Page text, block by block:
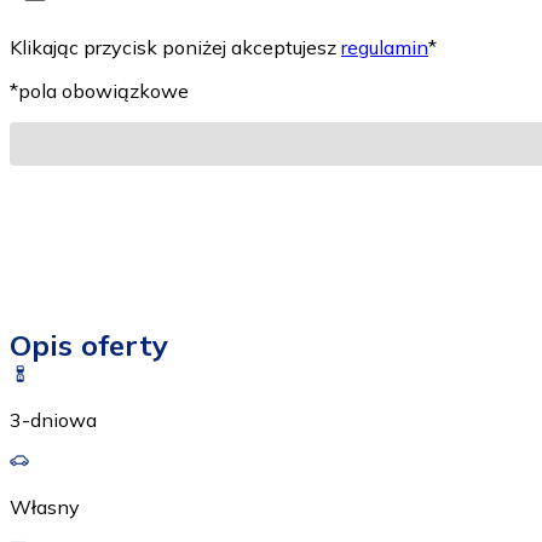
Klikając przycisk poniżej akceptujesz regulamin*
*pola obowiązkowe
Opis oferty
3-dniowa
Własny